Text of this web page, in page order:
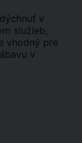
v
služieb,
vhodný pre
v